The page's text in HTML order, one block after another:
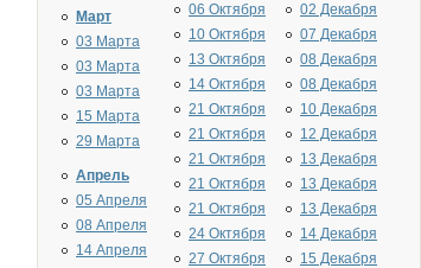
Март
03 Марта
03 Марта
03 Марта
15 Марта
29 Марта
Апрель
05 Апреля
08 Апреля
14 Апреля
06 Октября
10 Октября
13 Октября
14 Октября
21 Октября
21 Октября
21 Октября
21 Октября
21 Октября
24 Октября
27 Октября
02 Декабря
07 Декабря
08 Декабря
08 Декабря
10 Декабря
12 Декабря
13 Декабря
13 Декабря
13 Декабря
14 Декабря
15 Декабря